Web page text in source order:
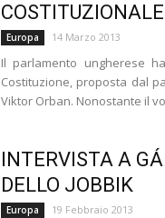
Europa 14 Marzo 2013
Il parlamento ungherese
Costituzione, proposta dal
Viktor Orban. Nonostante il
INTERVISTA A
DELLO JOBBIK
Europa 19 Febbraio 2013